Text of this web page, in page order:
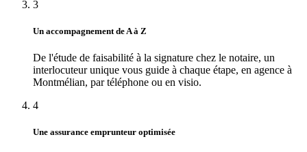
3
Un accompagnement de A à Z
De l'étude de faisabilité à la signature chez le notaire, un
interlocuteur unique vous guide à chaque étape, en agence à
Montmélian, par téléphone ou en visio.
4
Une assurance emprunteur optimisée